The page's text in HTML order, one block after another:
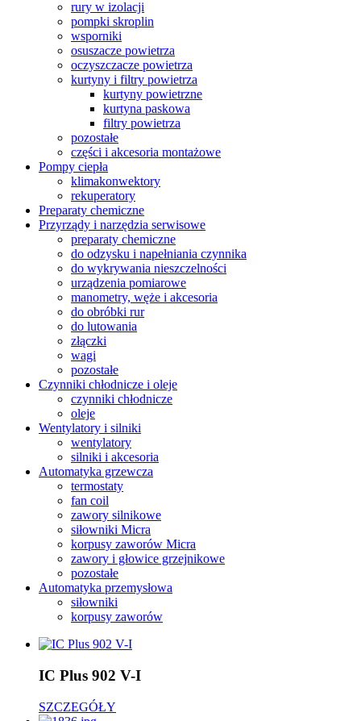
rury w izolacji
pompki skroplin
wsporniki
osuszacze powietrza
oczyszczacze powietrza
kurtyny i filtry powietrza
kurtyny powietrzne
kurtyna paskowa
filtry powietrza
pozostałe
części i akcesoria montażowe
Pompy ciepła
klimakonwektory
rekuperatory
Preparaty chemiczne
Przyrządy i narzędzia serwisowe
preparaty chemiczne
do odzysku i napełniania czynnika
do wykrywania nieszczelności
urządzenia pomiarowe
manometry, węże i akcesoria
do obróbki rur
do lutowania
złączki
wagi
pozostałe
Czynniki chłodnicze i oleje
czynniki chłodnicze
oleje
Wentylatory i silniki
wentylatory
silniki i akcesoria
Automatyka grzewcza
termostaty
fan coil
zawory silnikowe
siłowniki Micra
korpusy zaworów Micra
zawory i głowice grzejnikowe
pozostałe
Automatyka przemysłowa
siłowniki
korpusy zaworów
IC Plus 902 V-I
SZCZEGÓŁY